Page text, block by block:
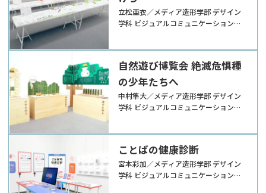
立松亜衣／メディア造形学部 デザイン
学科 ビジュアルコミュニケーションデ
自然遊び博覧会 絶滅危惧種
の少年たちへ
中村隼大／メディア造形学部 デザイン
学科 ビジュアルコミュニケーションデ
ことばの健康診断
宮本彩加／メディア造形学部 デザイン
学科 ビジュアルコミュニケーションデ